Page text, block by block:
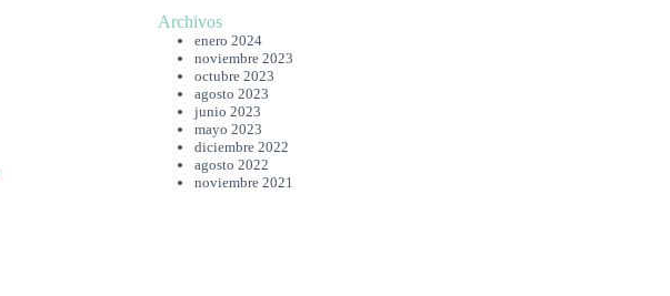
Archivos
enero 2024
noviembre 2023
octubre 2023
agosto 2023
junio 2023
mayo 2023
diciembre 2022
agosto 2022
noviembre 2021